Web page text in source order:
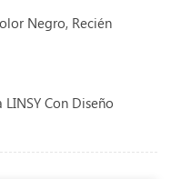
Negro, Recién
Con Diseño